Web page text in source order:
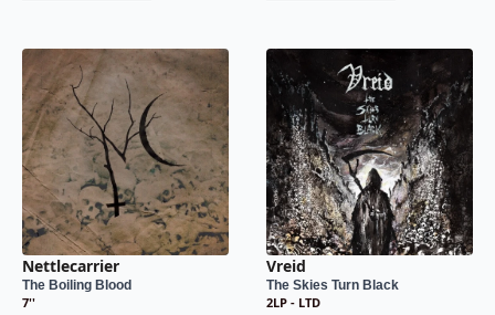
Nettlecarrier
The Boiling Blood
7''
Vreid
The Skies Turn Black
2LP - LTD